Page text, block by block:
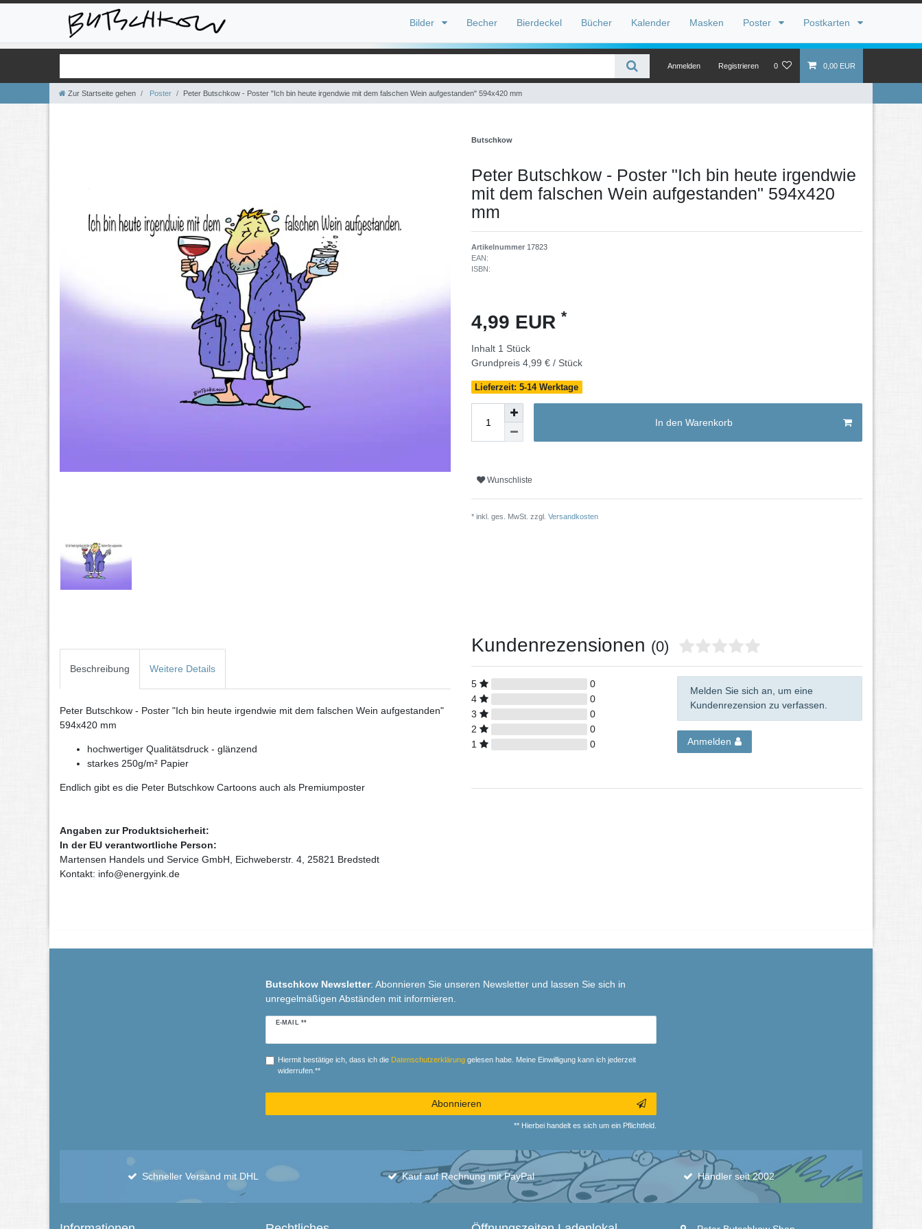
Bilder Becher Bierdeckel Bücher Kalender Masken Poster Postkarten
Anmelden Registrieren 0 0,00 EUR
Zur Startseite gehen Poster Peter Butschkow - Poster "Ich bin heute irgendwie mit dem falschen Wein aufgestanden" 594x420 mm
Butschkow
Peter Butschkow - Poster "Ich bin heute irgendwie
mit dem falschen Wein aufgestanden" 594x420
mm
Artikelnummer 17823
EAN:
ISBN:
4,99 EUR *
Inhalt 1 Stück
Grundpreis 4,99 € / Stück
Lieferzeit: 5-14 Werktage
In den Warenkorb
Wunschliste
* inkl. ges. MwSt. zzgl. Versandkosten
Beschreibung Weitere Details
Peter Butschkow - Poster "Ich bin heute irgendwie mit dem falschen Wein aufgestanden"
594x420 mm
hochwertiger Qualitätsdruck - glänzend
starkes 250g/m² Papier
Endlich gibt es die Peter Butschkow Cartoons auch als Premiumposter
Angaben zur Produktsicherheit:
In der EU verantwortliche Person:
Martensen Handels und Service GmbH, Eichweberstr. 4, 25821 Bredstedt
Kontakt: info@energyink.de
Kundenrezensionen (0)
5
0
4
0
3
0
2
0
1
0
Melden Sie sich an, um eine
Kundenrezension zu verfassen.
Anmelden
Butschkow Newsletter: Abonnieren Sie unseren Newsletter und lassen Sie sich in
unregelmäßigen Abständen mit informieren.
E-MAIL **
Newsletter
Hiermit bestätige ich, dass ich die Daten­schutz­erklärunggelesen habe. Meine Einwilligung kann ich jederzeit
widerrufen.**
Abonnieren
** Hierbei handelt es sich um ein Pflichtfeld.
Schneller Versand mit DHL Kauf auf Rechnung mit PayPal Händler seit 2002